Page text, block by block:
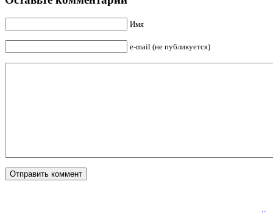
Имя
e-mail (не публикуется)